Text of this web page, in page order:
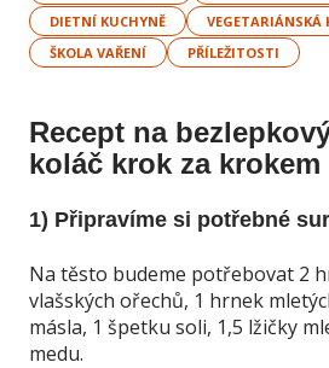
DIETNÍ KUCHYNĚ
VEGETARIÁNSKÁ
ŠKOLA VAŘENÍ
PŘÍLEŽITOSTI
Recept na
koláč krok za krokem
1) Připravíme si potřebné
Na těsto budeme potřebovat 2
vlašských ořechů, 1 hrnek
másla, 1 špetku soli, 1,5 lžičky
medu.